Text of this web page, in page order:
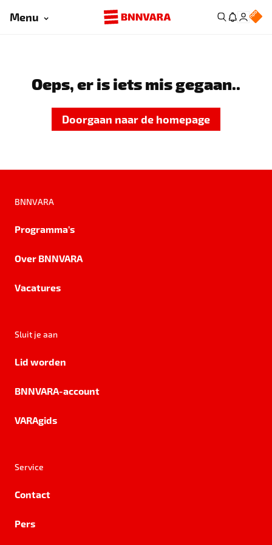
Menu
Oeps, er is iets mis gegaan..
Doorgaan naar de homepage
BNNVARA
Programma's
Over BNNVARA
Vacatures
Sluit je aan
Lid worden
BNNVARA-account
VARAgids
Service
Contact
Pers